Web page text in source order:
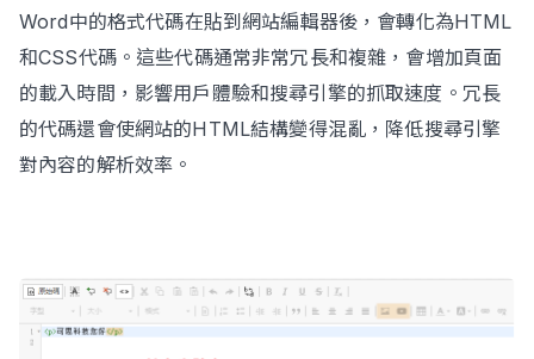
Word中的格式代碼在貼到網站編輯器後，會轉化為HTML
和CSS代碼。這些代碼通常非常冗長和複雜，會增加頁面
的載入時間，影響用戶體驗和搜尋引擎的抓取速度。冗長
的代碼還會使網站的HTML結構變得混亂，降低搜尋引擎
對內容的解析效率。